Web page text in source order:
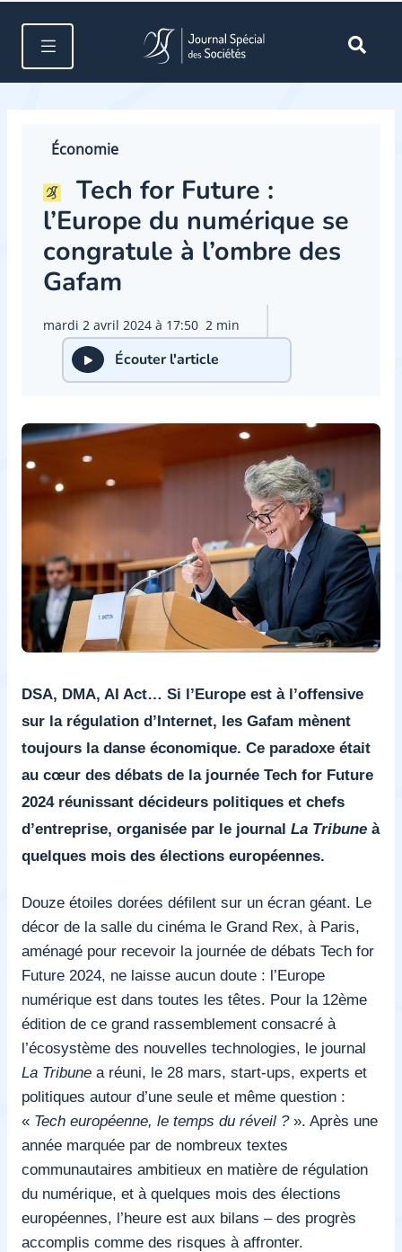
Économie
Tech for Future :
l’Europe du numérique se
congratule à l’ombre des
Gafam
mardi 2 avril 2024 à 17:50 2 min
Écouter l'article
DSA, DMA, AI Act… Si l’Europe est à l’offensive
sur la régulation d’Internet, les Gafam mènent
toujours la danse économique. Ce paradoxe était
au cœur des débats de la journée Tech for Future
2024 réunissant décideurs politiques et chefs
d’entreprise, organisée par le journal La Tribune à
quelques mois des élections européennes.
Douze étoiles dorées défilent sur un écran géant. Le
décor de la salle du cinéma le Grand Rex, à Paris,
aménagé pour recevoir la journée de débats Tech for
Future 2024, ne laisse aucun doute : l’Europe
numérique est dans toutes les têtes. Pour la 12ème
édition de ce grand rassemblement consacré à
l’écosystème des nouvelles technologies, le journal
La Tribune a réuni, le 28 mars, start-ups, experts et
politiques autour d’une seule et même question :
« Tech européenne, le temps du réveil ? ». Après une
année marquée par de nombreux textes
communautaires ambitieux en matière de régulation
du numérique, et à quelques mois des élections
européennes, l’heure est aux bilans – des progrès
accomplis comme des risques à affronter.